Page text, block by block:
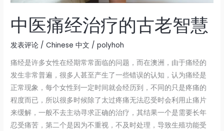
中医痛经治疗的古老智慧
发表评论 /Chinese 中文 /polyhoh
痛经是许多女性在经期常常面临的问题，而在澳洲，由于痛经的
发生非常普遍，很多人甚至产生了一些错误的认知，认为痛经是
正常现象，每个女性到一定时间就会经历到，不同的只是疼痛的
程度而已，所以很多时候除了太过疼痛无法忍受时会利用止痛片
来缓解，一般不去主动寻求正确的治疗，其结果一个是需要长年
忍受痛苦，第二个是因为不重视，不及时处理，导致生殖功能受